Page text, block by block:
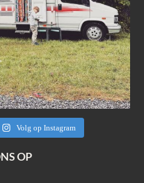
Volg op Instagram
OP